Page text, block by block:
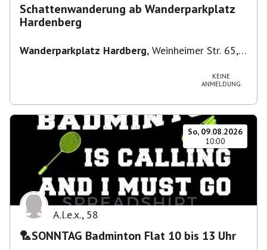
Schattenwanderung ab Wanderparkplatz
Hardenberg
Wanderparkplatz Hardberg, Weinheimer Str. 65,
KEINE
ANMELDUNG
So, 09.08.2026
10:00
A.l.e.x., 58
🏸SONNTAG Badminton Flat 10 bis 13 Uhr